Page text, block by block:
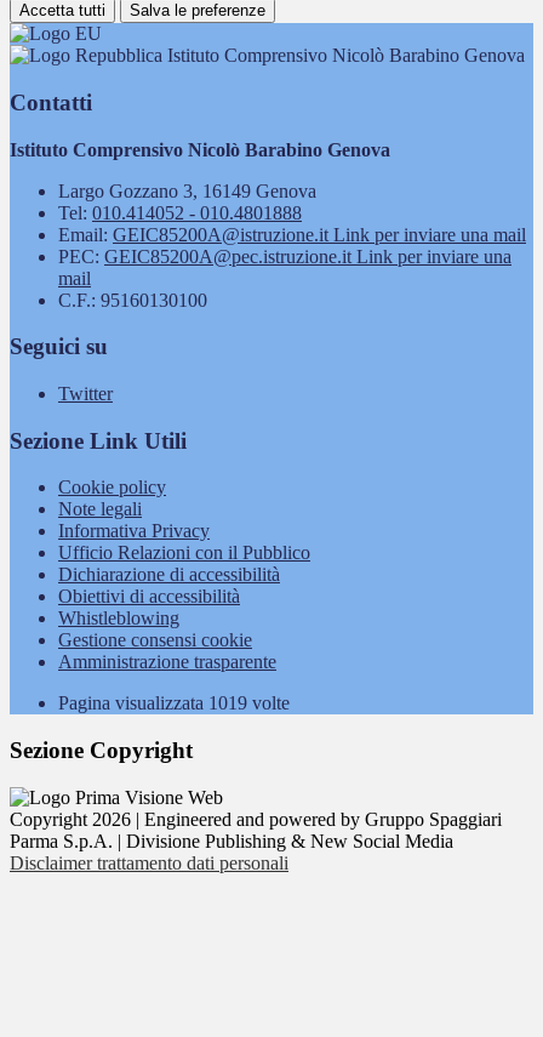
Accetta tutti Salva le preferenze
Istituto Comprensivo Nicolò Barabino Genova
Contatti
Istituto Comprensivo Nicolò Barabino Genova
Largo Gozzano 3, 16149 Genova
Tel: 010.414052 - 010.4801888
Email: GEIC85200A@istruzione.it Link per inviare una mail
PEC: GEIC85200A@pec.istruzione.it Link per inviare una
mail
C.F.: 95160130100
Seguici su
Twitter
Sezione Link Utili
Cookie policy
Note legali
Informativa Privacy
Ufficio Relazioni con il Pubblico
Dichiarazione di accessibilità
Obiettivi di accessibilità
Whistleblowing
Gestione consensi cookie
Amministrazione trasparente
Pagina visualizzata 1019 volte
Sezione Copyright
Copyright 2026 | Engineered and powered by Gruppo Spaggiari
Parma S.p.A. | Divisione Publishing & New Social Media
Disclaimer trattamento dati personali